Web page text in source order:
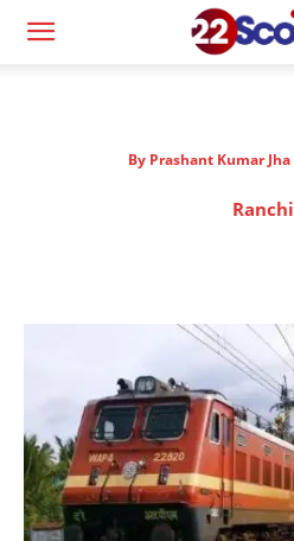
By Prashant Kumar Jha
Ranchi